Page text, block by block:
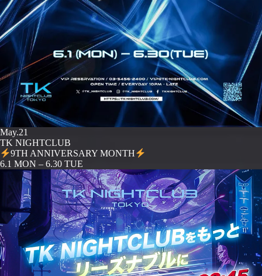
May.21
TK NIGHTCLUB
9TH ANNIVERSARY MONTH
️6.1 MON – 6.30 TUE